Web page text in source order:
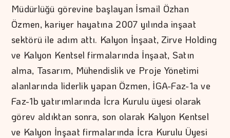
Müdürlüğü görevine başlayan İsmail Özhan
Özmen, kariyer hayatına 2007 yılında inşaat
sektörü ile adım attı. Kalyon İnşaat, Zirve Holding
ve Kalyon Kentsel firmalarında İnşaat, Satın
alma, Tasarım, Mühendislik ve Proje Yönetimi
alanlarında liderlik yapan Özmen, İGA-Faz-1a ve
Faz-1b yatırımlarında İcra Kurulu üyesi olarak
görev aldıktan sonra, son olarak Kalyon Kentsel
ve Kalyon İnşaat firmalarında İcra Kurulu Üyesi